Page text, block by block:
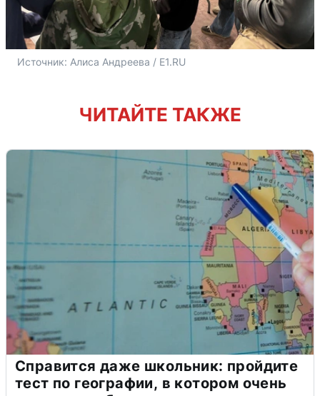
Источник: Алиса Андреева / E1.RU
ЧИТАЙТЕ ТАКЖЕ
Справится даже школьник: пройдите
тест по географии, в котором очень